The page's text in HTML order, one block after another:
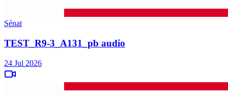
Sénat
TEST_R9-3_A131_pb audio
24 Jul 2026